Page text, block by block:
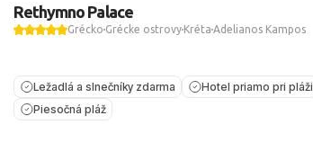
Rethymno Palace
GréckoGrécke ostrovyKrétaAdelianos Kampos
Ležadlá a slnečníky zdarma Hotel priamo pri pláži
Piesočná pláž